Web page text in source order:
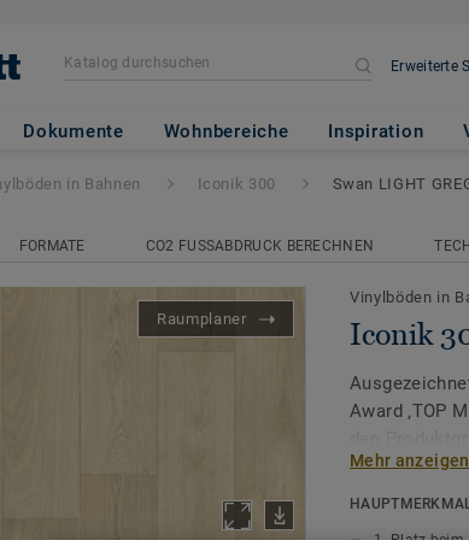
Erweiterte
Dokumente Wohnbereiche Inspiration
- Swan LIGHT GREGE
in Bahnen Iconik 300 Swan LIGHT
FORMATE CO2 FUSSABDRUCK BERECHNEN
Raumplaner
Vinylböden in
Iconik
Award ‚TOP
Mehr anzeigen